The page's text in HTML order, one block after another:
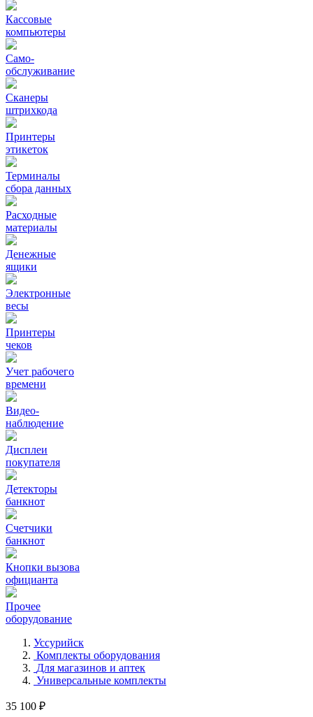
Кассовые
компьютеры
Само-
обслуживание
Сканеры
штрихкода
Принтеры
этикеток
Терминалы
сбора данных
Расходные
материалы
Денежные
ящики
Электронные
весы
Принтеры
чеков
Учет рабочего
времени
Видео‑
наблюдение
Дисплеи
покупателя
Детекторы
банкнот
Счетчики
банкнот
Кнопки вызова
официанта
Прочее
оборудование
Уссурийск
Комплекты оборудования
Для магазинов и аптек
Универсальные комплекты
35 100 ₽